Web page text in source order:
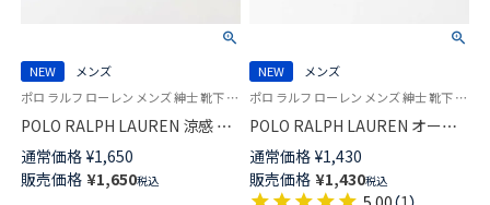
NEW
メンズ
ポロ ラルフ ローレン メンズ 紳士 靴下 ビジネス カジュアル 26SS
POLO RALPH LAUREN 涼感 鹿
の子編み オーガニックコットン
混 マルチPP 20cm ミドル丈 ソ
ックス 02012513
通常価格 ¥1,650
販売価格 ¥1,650税込
NEW
メンズ
ポロ ラルフ ローレン メンズ 紳士 靴下 カジュアル 26SS
POLO RALPH LAUREN オーガ
ニックコットン混 リンクススト
ライプ 20cm ミドル丈 ソックス
【25-27cm】【27-29cm】
通常価格 ¥1,430
販売価格 ¥1,430税込